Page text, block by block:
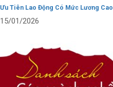
Ưu Tiên Lao Động Có Mức Lương Cao
15/01/2026